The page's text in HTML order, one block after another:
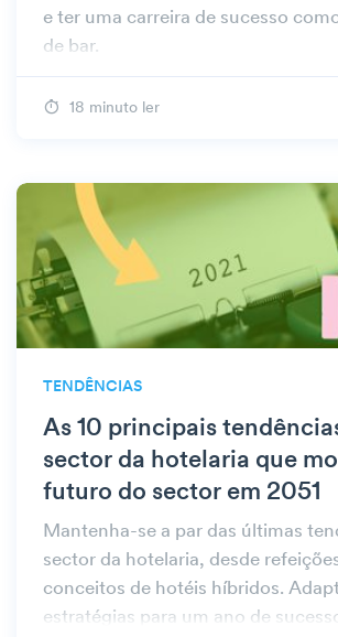
e ter uma carreira de sucesso
de bar.
18 minuto ler
TENDÊNCIAS
As 10 principais
sector da hotelaria que
futuro do sector em 2051
Mantenha-se a par das últimas
sector da hotelaria, desde
conceitos de hotéis híbridos.
estratégias para um ano de